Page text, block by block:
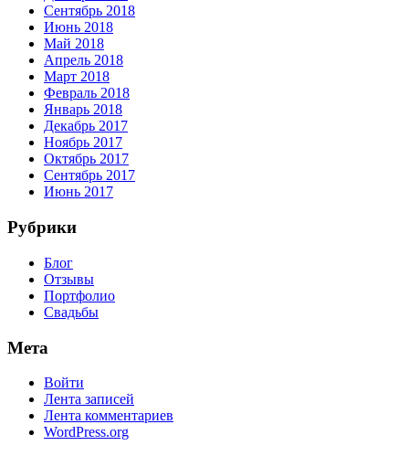
Сентябрь 2018
Июнь 2018
Май 2018
Апрель 2018
Март 2018
Февраль 2018
Январь 2018
Декабрь 2017
Ноябрь 2017
Октябрь 2017
Сентябрь 2017
Июнь 2017
Рубрики
Блог
Отзывы
Портфолио
Свадьбы
Мета
Войти
Лента записей
Лента комментариев
WordPress.org